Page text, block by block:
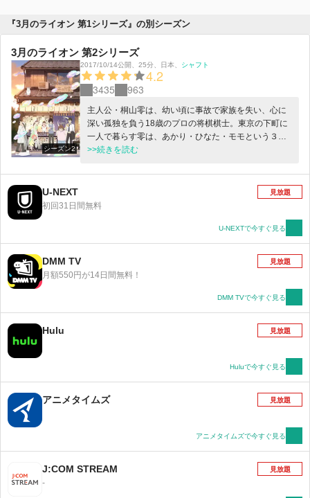
『3月のライオン 第1シリーズ』の別シーズン
3月のライオン 第2シリーズ
シーズン2
2017/10/14公開 25分 日本 シャフト
4.2
3435 963
主人公・桐山零は、幼い頃に事故で家族を失い、心に
深い孤独を負う18歳のプロの将棋棋士。東京の下町に
一人で暮らす零は、あかり・ひなた・モモという３姉
妹と出会い、少しずつ変わり始めていく――。これ
語。そして、戦いの物語。
>>続きを読む
U-NEXT
初回31日間無料
見放題
U-NEXTで今すぐ見る
DMM TV
月額550円が14日間無料！
見放題
DMM TVで今すぐ見る
Hulu 見放題
Huluで今すぐ見る
アニメタイムズ 見放題
アニメタイムズで今すぐ見る
J:COM STREAM
-
見放題